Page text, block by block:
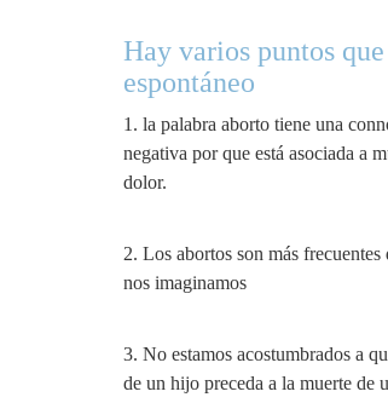
Hay varios puntos
espontáneo
1. la palabra aborto tiene una
negativa por que está asociada a
dolor.
2. Los abortos son más frecuentes
nos imaginamos
3. No estamos acostumbrados a
de un hijo preceda a la muerte de